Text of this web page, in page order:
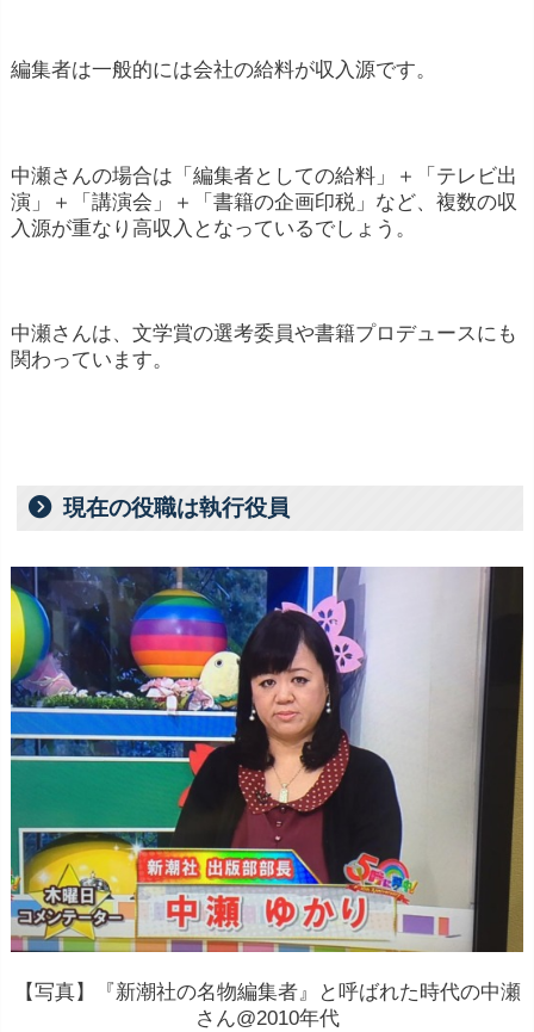
編集者は一般的には会社の給料が収入源です。
中瀬さんの場合は「編集者としての給料」＋「テレビ出
演」＋「講演会」＋「書籍の企画印税」など、複数の収
入源が重なり高収入となっているでしょう。
中瀬さんは、文学賞の選考委員や書籍プロデュースにも
関わっています。
現在の役職は執行役員
【写真】『新潮社の名物編集者』と呼ばれた時代の中瀬
さん@2010年代